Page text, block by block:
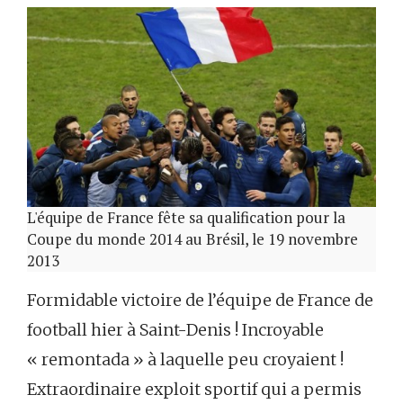
L'équipe de France fête sa qualification pour la
Coupe du monde 2014 au Brésil, le 19 novembre
2013
Formidable victoire de l’équipe de France de
football hier à Saint-Denis ! Incroyable
« remontada » à laquelle peu croyaient !
Extraordinaire exploit sportif qui a permis